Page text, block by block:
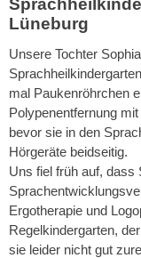
Lüneburg
Unsere Tochter
mal Paukenröhrchen
Polypenentfernung
bevor sie in den
Hörgeräte beidseitig.
Uns fiel früh auf, dass
Ergotherapie und
Regelkindergarten,
sie leider nicht gut